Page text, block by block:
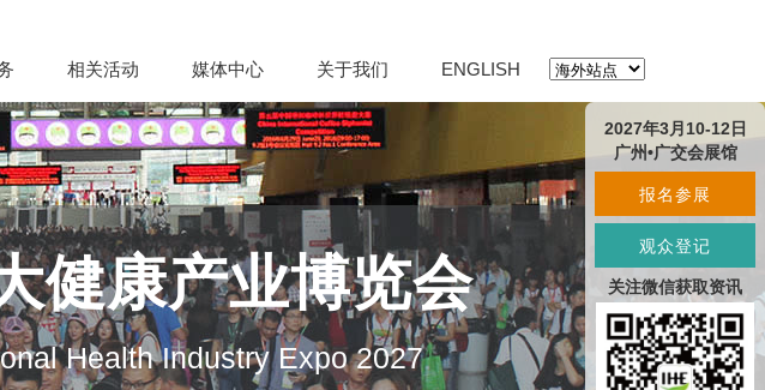
相关活动 媒体中心 关于我们 ENGLISH
健康产业博览会
Health Industry Expo 2027
2027年3月10-12日
广州•广交会展馆
报名参展
观众登记
关注微信获取资讯